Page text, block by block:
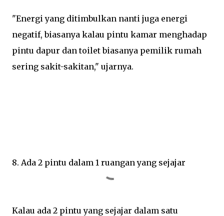
"Energi yang ditimbulkan nanti juga energi
negatif, biasanya kalau pintu kamar menghadap
pintu dapur dan toilet biasanya pemilik rumah
sering sakit-sakitan," ujarnya.
8. Ada 2 pintu dalam 1 ruangan yang sejajar
Kalau ada 2 pintu yang sejajar dalam satu